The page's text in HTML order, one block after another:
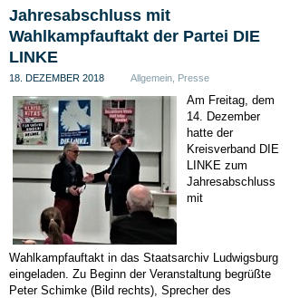
Jahresabschluss mit
Wahlkampfauftakt der Partei DIE
LINKE
18. DEZEMBER 2018 Allgemein Presse
Am Freitag, dem
14. Dezember
hatte der
Kreisverband DIE
LINKE zum
Jahresabschluss
mit
Wahlkampfauftakt in das Staatsarchiv Ludwigsburg
eingeladen. Zu Beginn der Veranstaltung begrüßte
Peter Schimke (Bild rechts), Sprecher des